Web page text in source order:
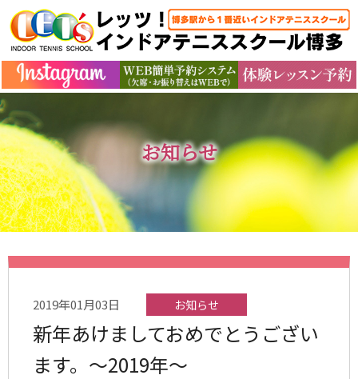
お知らせ
2019年01月03日 お知らせ
新年あけましておめでとうござい
ます。～2019年～